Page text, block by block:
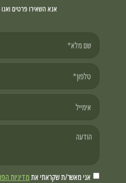
אנא השאירו פרטים
אני מאשר/ת שקראתי אתמדיניות